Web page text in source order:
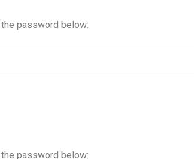
password below:
password below: